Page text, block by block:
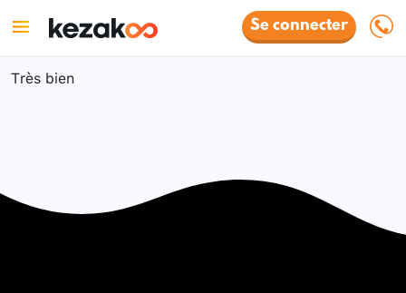
Se connecter
Très bien